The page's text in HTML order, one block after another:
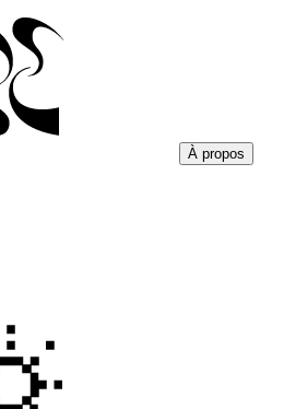
À propos